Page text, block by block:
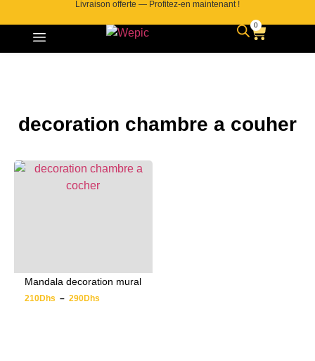
Livraison offerte — Profitez-en maintenant !
0
decoration chambre a couher
Mandala decoration mural
210Dhs – 290Dhs